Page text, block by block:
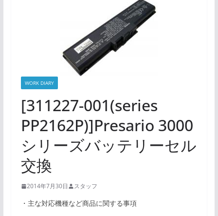
WORK DIARY
[311227-001(series
PP2162P)]Presario 3000
シリーズバッテリーセル
交換
2014年7月30日 スタッフ
・主な対応機種など商品に関する事項